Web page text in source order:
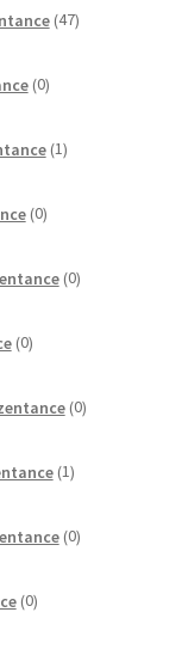
47izdelkov
0izdelkov
1izdelek
0izdelkov
0izdelkov
0izdelkov
0izdelkov
1izdelek
0izdelkov
0izdelkov